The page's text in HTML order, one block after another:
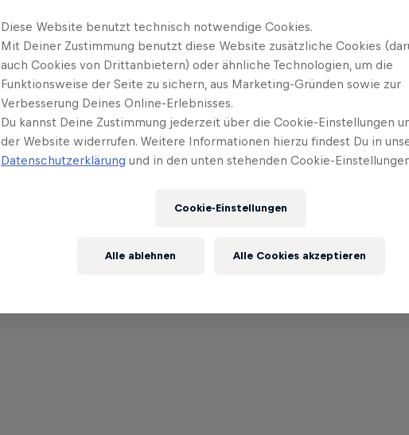
Diese Website benutzt technisch notwendige Cookies.
Mit Deiner Zustimmung benutzt diese Website zusätzliche Cookies
auch Cookies von Drittanbietern) oder ähnliche Technologien, um die
Funktionsweise der Seite zu sichern, aus Marketing-Gründen sowie zur
Verbesserung Deines Online-Erlebnisses.
Du kannst Deine Zustimmung jederzeit über die Cookie-Einstellungen
der Website widerrufen. Weitere Informationen hierzu findest Du in
Datenschutzerklärung und in den unten stehenden Cookie-
Cookie-Einstellungen
Alle ablehnen Alle Cookies akzeptieren